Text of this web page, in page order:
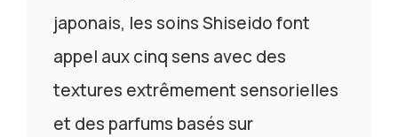
japonais, les soins Shiseido font
appel aux cinq sens avec des
textures extrêmement sensorielles
et des parfums basés sur